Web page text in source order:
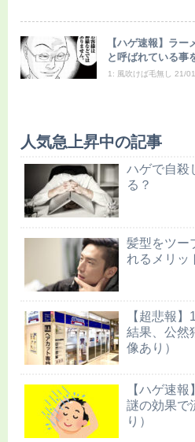
【ハゲ速報】ラー
と呼ばれている事
1: 風吹けば毛無し 21/
人気急上昇中の記事
ハゲで自殺
る？
髪型をツー
れるメリッ
【超悲報
結果、公然
像あり）
【ハゲ速
謎の効果で
り）